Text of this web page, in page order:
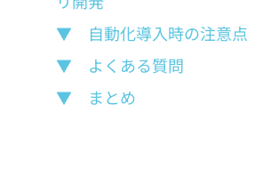
▼　自動化導入時の注意点
▼　よくある質問
▼　まとめ